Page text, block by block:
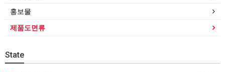
홍보물
제품도면류
State